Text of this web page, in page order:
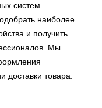
систем.
наиболее
и получить
Мы
доставки товара.